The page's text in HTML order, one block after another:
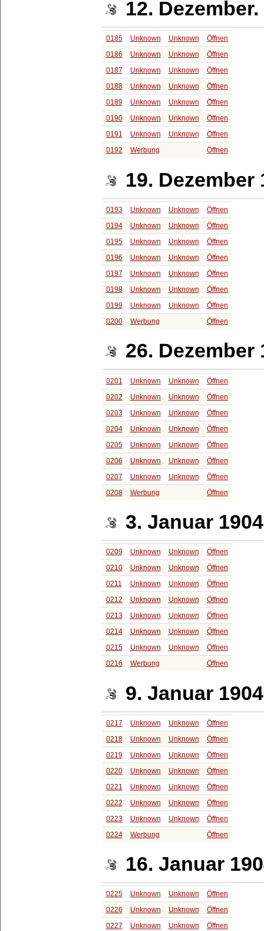
12. Dezember.
0185 Unknown Unknown
Öffnen
0186
Unknown Unknown
Öffnen
0187
Unknown Unknown
Öffnen
0188
Unknown Unknown
Öffnen
0189
Unknown Unknown
Öffnen
0190
Unknown Unknown
Öffnen
0191
Unknown Unknown
Öffnen
0192
Werbung Öffnen
19. Dezember
0193 Unknown Unknown
Öffnen
0194
Unknown Unknown
Öffnen
0195
Unknown Unknown
Öffnen
0196
Unknown Unknown
Öffnen
0197
Unknown Unknown
Öffnen
0198
Unknown Unknown
Öffnen
0199
Unknown Unknown
Öffnen
0200
Werbung Öffnen
26. Dezember
0201 Unknown Unknown
Öffnen
0202
Unknown Unknown
Öffnen
0203
Unknown Unknown
Öffnen
0204
Unknown Unknown
Öffnen
0205
Unknown Unknown
Öffnen
0206
Unknown Unknown
Öffnen
0207
Unknown Unknown
Öffnen
0208
Werbung Öffnen
3. Januar 1904
0209 Unknown Unknown
Öffnen
0210
Unknown Unknown
Öffnen
0211
Unknown Unknown
Öffnen
0212
Unknown Unknown
Öffnen
0213
Unknown Unknown
Öffnen
0214
Unknown Unknown
Öffnen
0215
Unknown Unknown
Öffnen
0216
Werbung Öffnen
9. Januar 1904
0217 Unknown Unknown
Öffnen
0218
Unknown Unknown
Öffnen
0219
Unknown Unknown
Öffnen
0220
Unknown Unknown
Öffnen
0221
Unknown Unknown
Öffnen
0222
Unknown Unknown
Öffnen
0223
Unknown Unknown
Öffnen
0224
Werbung Öffnen
16. Januar
0225 Unknown Unknown
Öffnen
0226
Unknown Unknown
Öffnen
0227
Unknown Unknown
Öffnen